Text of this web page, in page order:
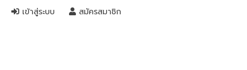
เข้าสู่ระบบ สมัครสมาชิก